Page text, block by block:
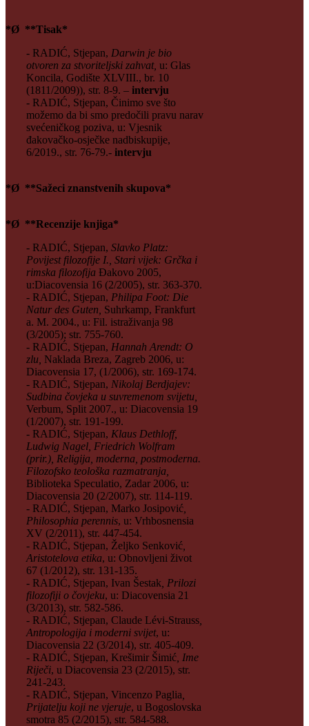
*Ø **Tisak*
- RADIĆ, Stjepan, Darwin je bio
otvoren za stvoriteljski zahvat, u: Glas
Koncila, Godište XLVIII., br. 10
(1811/2009)), str. 8-9. – intervju
- RADIĆ, Stjepan, Činimo sve što
možemo da bi smo predočili pravu narav
svećeničkog poziva, u: Vjesnik
đakovačko-osječke nadbiskupije,
6/2019., str. 76-79.- intervju
*Ø **Sažeci znanstvenih skupova*
*Ø **Recenzije knjiga*
- RADIĆ, Stjepan, Slavko Platz:
Povijest filozofije I., Stari vijek: Grčka i
rimska filozofija Đakovo 2005,
u:Diacovensia 16 (2/2005), str. 363-370.
- RADIĆ, Stjepan, Philipa Foot: Die
Natur des Guten, Suhrkamp, Frankfurt
a. M. 2004., u: Fil. istraživanja 98
(3/2005); str. 755-760.
- RADIĆ, Stjepan, Hannah Arendt: O
zlu, Naklada Breza, Zagreb 2006, u:
Diacovensia 17, (1/2006), str. 169-174.
- RADIĆ, Stjepan, Nikolaj Berdjajev:
Sudbina čovjeka u suvremenom svijetu,
Verbum, Split 2007., u: Diacovensia 19
(1/2007), str. 191-199.
- RADIĆ, Stjepan, Klaus Dethloff,
Ludwig Nagel, Friedrich Wolfram
(prir.), Religija, moderna, postmoderna.
Filozofsko teološka razmatranja,
Biblioteka Speculatio, Zadar 2006, u:
Diacovensia 20 (2/2007), str. 114-119.
- RADIĆ, Stjepan, Marko Josipović
Philosophia perennis, u: Vrhbosnensia
XV (2/2011), str. 447-454.
- RADIĆ, Stjepan, Željko Senković
Aristotelova etika, u: Obnovljeni život
67 (1/2012), str. 131-135.
- RADIĆ, Stjepan, Ivan Šestak , Prilozi
filozofiji o čovjeku, u: Diacovensia 21
(3/2013), str. 582-586.
- RADIĆ, Stjepan, Claude Lévi-Strauss
Antropologija i moderni svijet, u:
Diacovensia 22 (3/2014), str. 405-409.
- RADIĆ, Stjepan, Krešimir Šimić , Ime
Riječi, u Diacovensia 23 (2/2015), str.
241-243.
- RADIĆ, Stjepan, Vincenzo Paglia
Prijatelju koji ne vjeruje, u Bogoslovska
smotra 85 (2/2015), str. 584-588.